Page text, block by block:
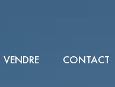
VENDRE CONTACT